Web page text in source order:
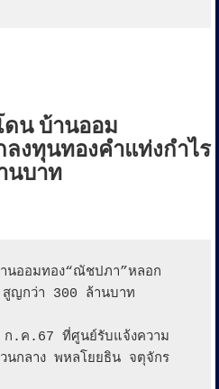
ดน บ้านออม
งทุนทองคำแท่งกำไร
นบาท
นออมทอง“ณัชปภา”หลอก
สูญกว่า 300 ล้านบาท
.ค.67 ที่ศูนย์รับแจ้งความ
นกลาง พหลโยยธิน จตุจักร